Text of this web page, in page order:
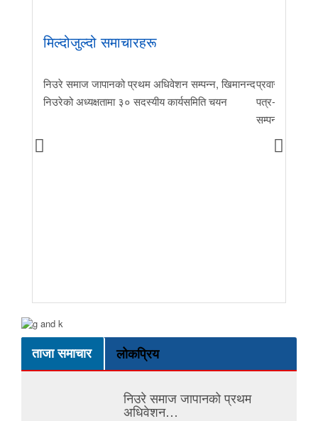
मिल्दोजुल्दो समाचारहरू
जापानको प्रथम अधिवेशन सम्पन्न, खिमानन्द
३० सदस्यीय कार्यसमिति चयन
प्रवास र मातृभूमिको सञ्चार सेतु:
पत्र-२०२६ जारी गर्दै ‘एफएनजे
ताजा समाचार लोकप्रिय
निउरे समाज जापानको प्रथम
अधिवेशन…